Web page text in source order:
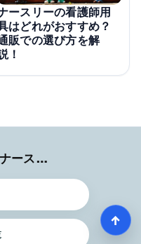
ースリーの看護師用
はどれがおすすめ？
販での選び方を解
！
【看護師愛用率No1】ナースリーで人気の商品はコレ
↑